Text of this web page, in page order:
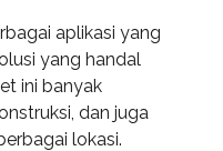
aplikasi yang
yang handal
ini banyak
dan juga
lokasi.